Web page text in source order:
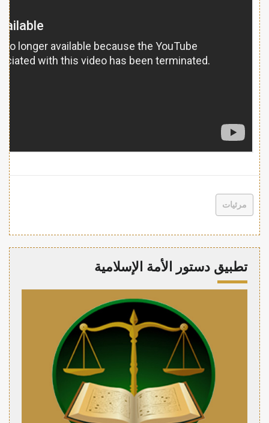
مرئيات
تطبيق دستور الأمة الإسلامية